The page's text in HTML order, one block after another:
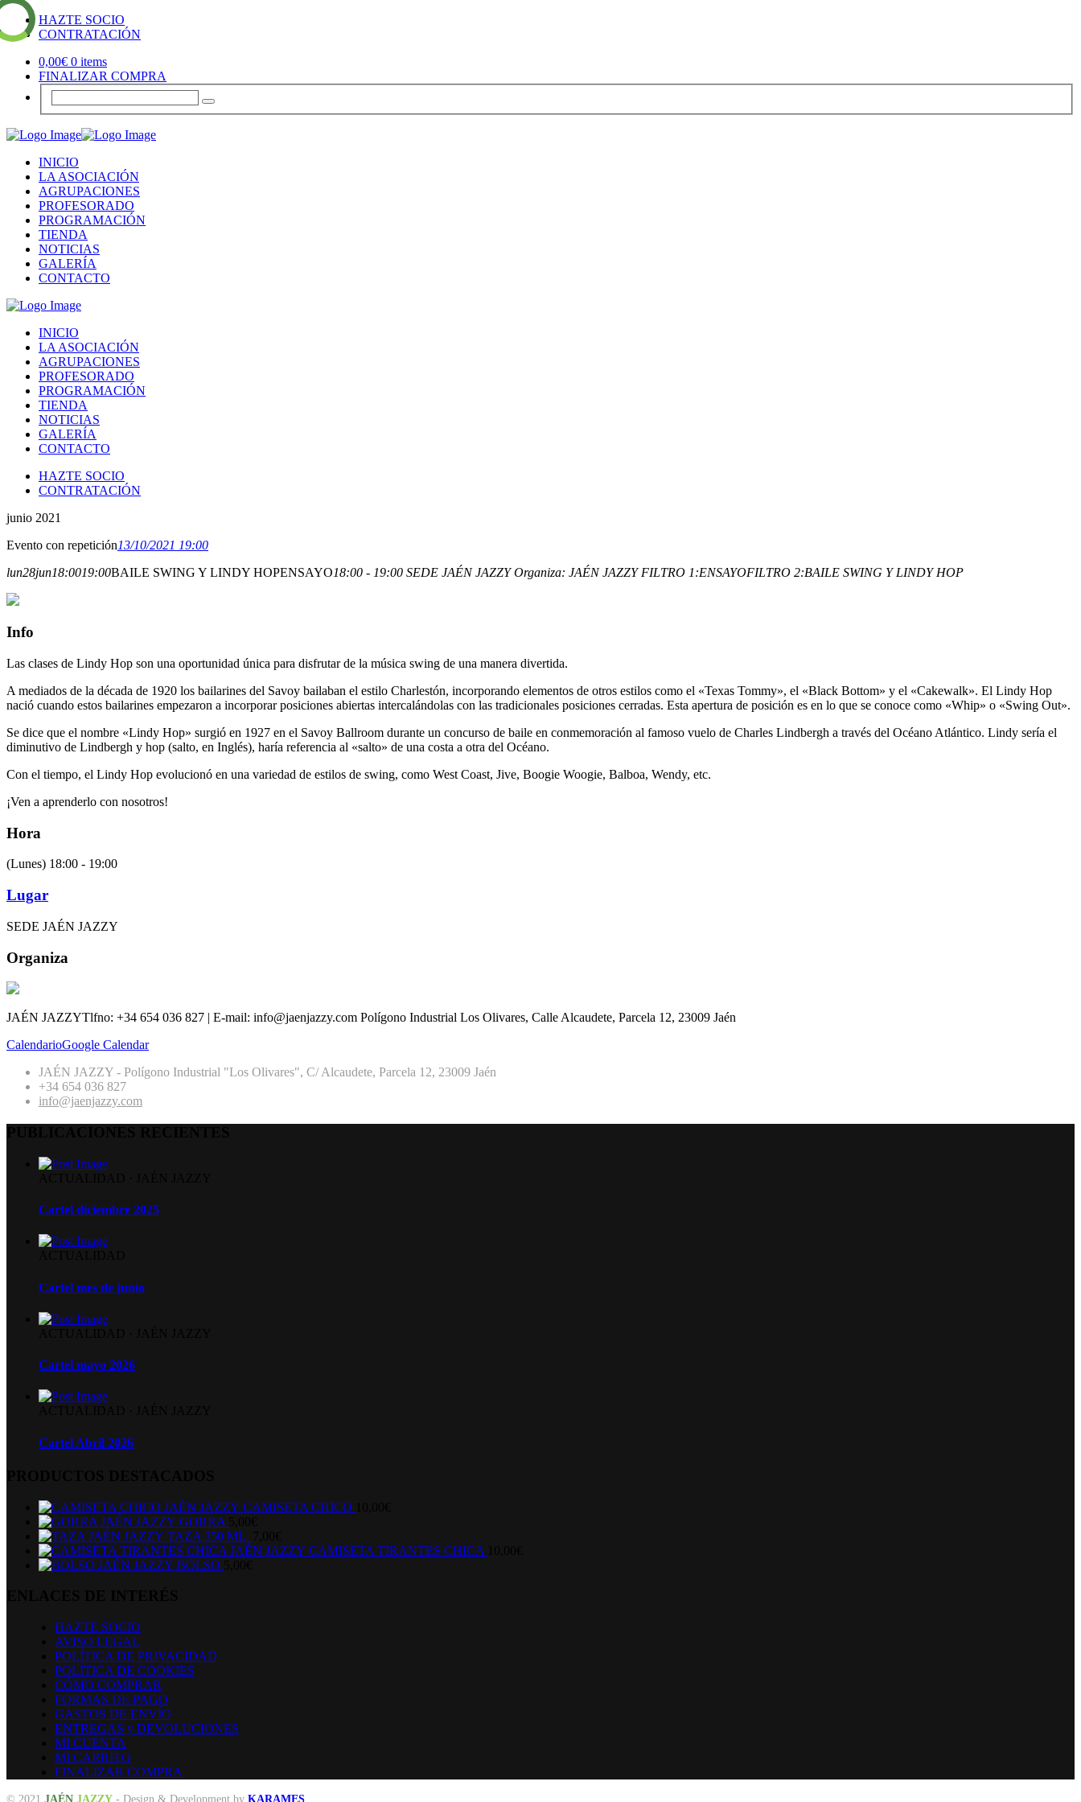
HAZTE SOCIO
CONTRATACIÓN
0,00€ 0 items
FINALIZAR COMPRA
INICIO
LA ASOCIACIÓN
AGRUPACIONES
PROFESORADO
PROGRAMACIÓN
TIENDA
NOTICIAS
GALERÍA
CONTACTO
INICIO
LA ASOCIACIÓN
AGRUPACIONES
PROFESORADO
PROGRAMACIÓN
TIENDA
NOTICIAS
GALERÍA
CONTACTO
HAZTE SOCIO
CONTRATACIÓN
junio 2021
Evento con repetición13/10/2021 19:00
lun28jun18:0019:00BAILE SWING Y LINDY HOPENSAYO18:00 - 19:00 SEDE JAÉN JAZZY Organiza: JAÉN JAZZY FILTRO 1:ENSAYOFILTRO 2:BAILE SWING Y LINDY HOP
Info
Las clases de Lindy Hop son una oportunidad única para disfrutar de la música swing de una manera divertida.
A mediados de la década de 1920 los bailarines del Savoy bailaban el estilo Charlestón, incorporando elementos de otros estilos como el «Texas Tommy», el «Black Bottom» y el «Cakewalk». El Lindy Hop
nació cuando estos bailarines empezaron a incorporar posiciones abiertas intercalándolas con las tradicionales posiciones cerradas. Esta apertura de posición es en lo que se conoce como «Whip» o «Swing Out».
Se dice que el nombre «Lindy Hop» surgió en 1927 en el Savoy Ballroom durante un concurso de baile en conmemoración al famoso vuelo de Charles Lindbergh a través del Océano Atlántico. Lindy sería el
diminutivo de Lindbergh y hop (salto, en Inglés), haría referencia al «salto» de una costa a otra del Océano.
Con el tiempo, el Lindy Hop evolucionó en una variedad de estilos de swing, como West Coast, Jive, Boogie Woogie, Balboa, Wendy, etc.
¡Ven a aprenderlo con nosotros!
Hora
(Lunes) 18:00 - 19:00
Lugar
SEDE JAÉN JAZZY
Organiza
JAÉN JAZZYTlfno: +34 654 036 827 | E-mail: info@jaenjazzy.com Polígono Industrial Los Olivares, Calle Alcaudete, Parcela 12, 23009 Jaén
CalendarioGoogle Calendar
JAÉN JAZZY - Polígono Industrial "Los Olivares", C/ Alcaudete, Parcela 12, 23009 Jaén
+34 654 036 827
info@jaenjazzy.com
Cartel diciembre 2025
Cartel mes de junio
Cartel mayo 2026
Cartel Abril 2026
CAMISETA CHICO
GORRA
TAZA 350 ML.
CAMISETA TIRANTES CHICA
BOLSO
HAZTE SOCIO
AVISO LEGAL
POLÍTICA DE PRIVACIDAD
POLÍTICA DE COOKIES
CÓMO COMPRAR
FORMAS DE PAGO
GASTOS DE ENVÍO
ENTREGAS y DEVOLUCIONES
MI CUENTA
MI CARRITO
FINALIZAR COMPRA
© 2021 JAÉN JAZZY - Design & Development by KARAMES